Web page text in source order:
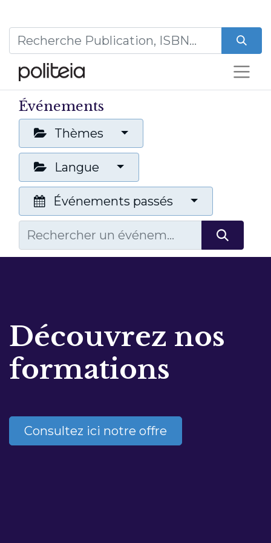
Événements
Thèmes
Langue
Événements passés
Découvrez nos
formations
Consultez ici notre offre